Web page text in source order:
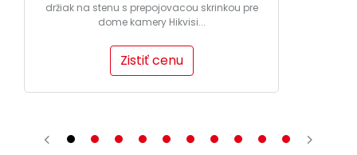
držiak na stenu s prepojovacou skrinkou pre
dome kamery Hikvisi...
Zistiť cenu